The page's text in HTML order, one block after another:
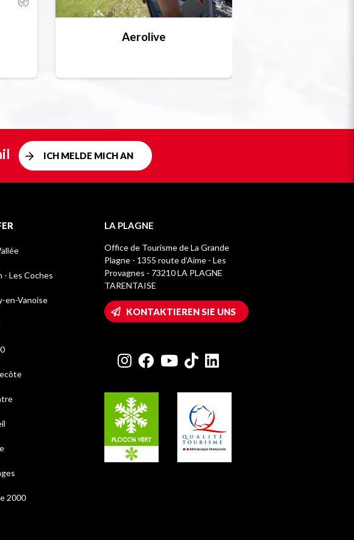
Aerolive
ICH MELDE MICH AN
- Les Coches
en-Vanoise
2000
LA PLAGNE
Office de Tourisme de La Grande
Plagne - 1355 route d’Aime - Les
Provagnes - 73210 LA PLAGNE
TARENTAISE
KONTAKTIEREN SIE UNS